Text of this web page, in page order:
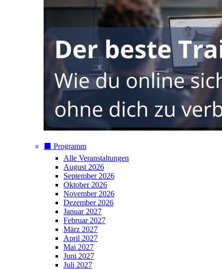
⬛️ Programm
Alle Veranstaltungen
August 2026
September 2026
Oktober 2026
November 2026
Dezember 2026
Januar 2027
Februar 2027
März 2027
April 2027
Mai 2027
Juni 2027
Juli 2027